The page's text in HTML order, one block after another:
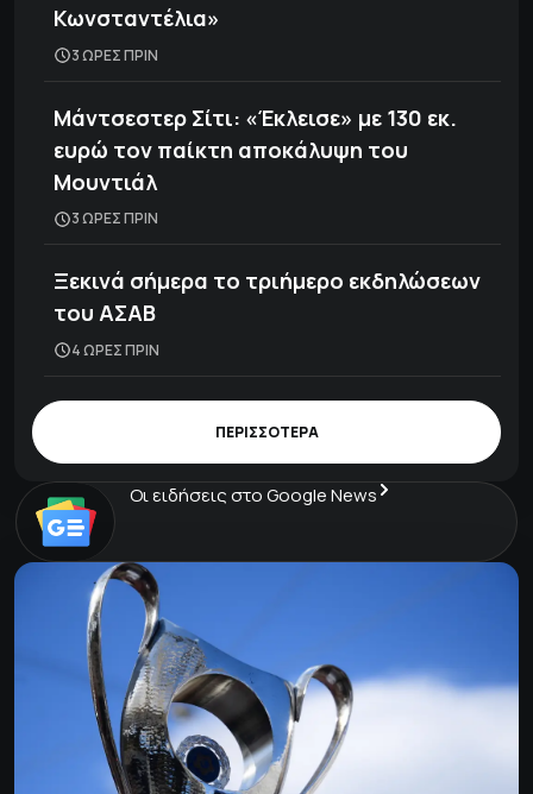
Κωνσταντέλια»
3 ΩΡΕΣ ΠΡΙΝ
Μάντσεστερ Σίτι: «Έκλεισε» με 130 εκ.
ευρώ τον παίκτη αποκάλυψη του
Μουντιάλ
3 ΩΡΕΣ ΠΡΙΝ
Ξεκινά σήμερα το τριήμερο εκδηλώσεων
του ΑΣΑΒ
4 ΩΡΕΣ ΠΡΙΝ
ΠΕΡΙΣΣΟΤΕΡΑ
Οι ειδήσεις στο Google News